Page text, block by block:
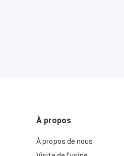
À propos
À propos de nous